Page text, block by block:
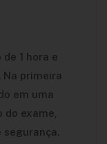
1 hora e
primeira
em uma
exame,
segurança.